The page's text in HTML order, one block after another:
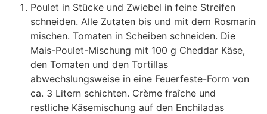
Poulet in Stücke und Zwiebel in feine Streifen
schneiden. Alle Zutaten bis und mit dem Rosmarin
mischen. Tomaten in Scheiben schneiden. Die
Mais-Poulet-Mischung mit 100 g Cheddar Käse,
den Tomaten und den Tortillas
abwechslungsweise in eine Feuerfeste-Form von
ca. 3 Litern schichten. Crème fraîche und
restliche Käsemischung auf den Enchiladas